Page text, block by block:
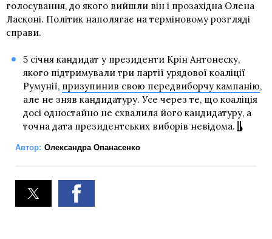
голосування, до якого вийшли він і прозахідна Олена
Ласконі. Політик наполягає на терміновому розгляді
справи.
5 січня кандидат у президенти Крін Антонеску,
якого підтримували три партії урядової коаліції
Румунії, призупинив свою передвиборчу кампанію,
але не зняв кандидатуру. Усе через те, що коаліція
досі одностайно не схвалила його кандидатуру, а
точна дата президентських виборів невідома.
Автор: Олександра Опанасенко